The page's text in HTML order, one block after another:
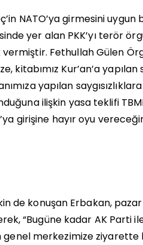
NATO’ya girmesini uygun
yer alan PKK’yı terör
Fethullah Gülen
Kur’an’a
yapılan
ilişkin yasa teklifi
girişine hayır oyu
de konuşan Erbakan,
“Bugüne kadar AK Parti
merkezimize ziyarette